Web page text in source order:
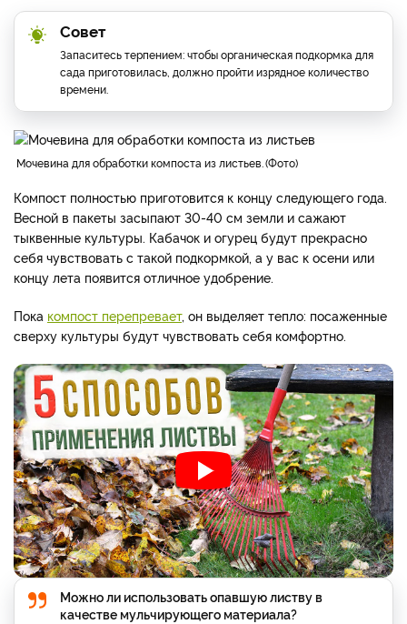
Совет
Запаситесь терпением: чтобы органическая подкормка для
сада приготовилась, должно пройти изрядное количество
времени.
мочевина для обработки компоста из листьев. Фото
Компост полностью приготовится к концу следующего года.
Весной в пакеты засыпают 30-40 см земли и сажают
тыквенные культуры. Кабачок и огурец будут прекрасно
себя чувствовать с такой подкормкой, а у вас к осени или
концу лета появится отличное удобрение.
Пока компост перепревает, он выделяет тепло: посаженные
сверху культуры будут чувствовать себя комфортно.
Можно ли использовать опавшую листву в
качестве мульчирующего материала?